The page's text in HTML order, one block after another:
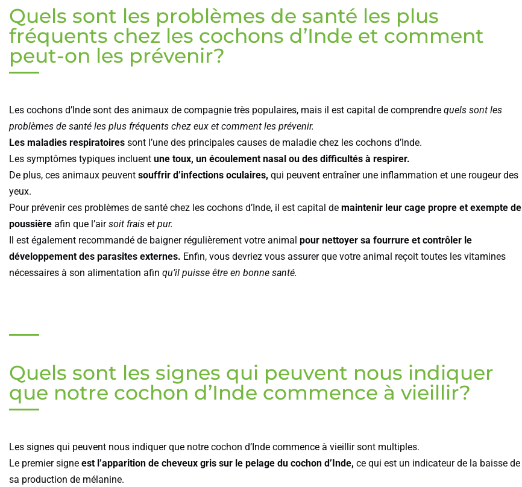
Quels sont les problèmes de santé les plus
fréquents chez les cochons d’Inde et comment
peut-on les prévenir?
Les cochons d’Inde sont des animaux de compagnie très populaires, mais il est capital de comprendre quels sont les
problèmes de santé les plus fréquents chez eux et comment les prévenir.
Les maladies respiratoires sont l’une des principales causes de maladie chez les cochons d’Inde.
Les symptômes typiques incluent une toux, un écoulement nasal ou des difficultés à respirer.
De plus, ces animaux peuvent souffrir d’infections oculaires, qui peuvent entraîner une inflammation et une rougeur des
yeux.
Pour prévenir ces problèmes de santé chez les cochons d’Inde, il est capital de maintenir leur cage propre et exempte de
poussière afin que l’airsoit frais et pur.
Il est également recommandé de baigner régulièrement votre animal pour nettoyer sa fourrure et contrôler le
développement des parasites externes. Enfin, vous devriez vous assurer que votre animal reçoit toutes les vitamines
nécessaires à son alimentation afin qu’il puisse être en bonne santé.
Quels sont les signes qui peuvent nous indiquer
que notre cochon d’Inde commence à vieillir?
Les signes qui peuvent nous indiquer que notre cochon d’Inde commence à vieillir sont multiples.
Le premier signe est l’apparition de cheveux gris sur le pelage du cochon d’Inde, ce qui est un indicateur de la baisse de
sa production de mélanine.